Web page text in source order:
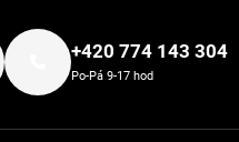
+420 774 143 304
Po-Pá 9-17 hod